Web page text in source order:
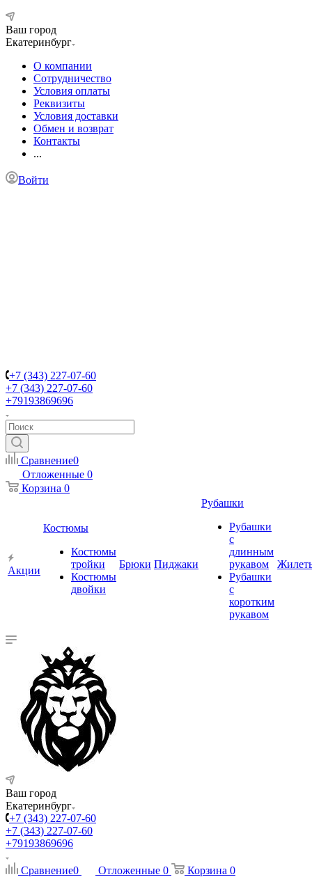
Ваш город
Екатеринбург
О компании
Сотрудничество
Условия оплаты
Реквизиты
Условия доставки
Обмен и возврат
Контакты
...
Войти
+7 (343) 227-07-60
+7 (343) 227-07-60
+79193869696
Сравнение0
Отложенные 0
Корзина 0
Акции
Костюмы
Костюмы
тройки
Костюмы
двойки
Брюки Пиджаки
Рубашки
Рубашки
с
длинным
рукавом
Рубашки
с
коротким
рукавом
Ваш город
Екатеринбург
+7 (343) 227-07-60
+7 (343) 227-07-60
+79193869696
Сравнение0 Отложенные 0 Корзина 0